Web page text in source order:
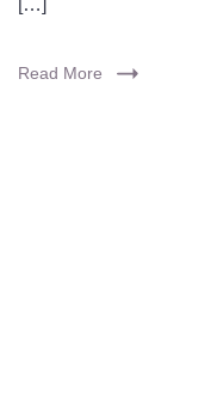
[…]
Read More